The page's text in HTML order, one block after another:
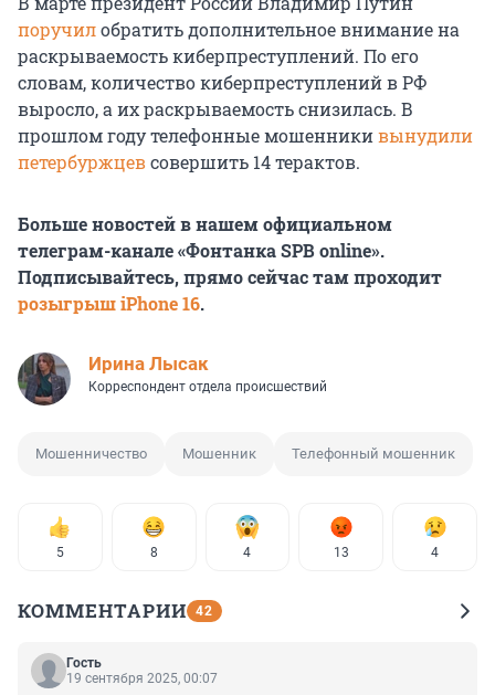
поручилобратить дополнительное внимание на
раскрываемость киберпреступлений. По его
словам, количество киберпреступлений в РФ
выросло, а их раскрываемость снизилась. В
прошлом году телефонные мошенникивынудили
петербуржцевсовершить 14 терактов.
Больше новостей в нашем официальном
телеграм-канале «Фонтанка SPB online».
Подписывайтесь, прямо сейчас там проходит
розыгрыш iPhone 16.
Ирина Лысак
Корреспондент отдела происшествий
Мошенничество Мошенник Телефонный мошенник
5 8 4 13 4
КОММЕНТАРИИ 42
Гость
19 сентября 2025, 00:07